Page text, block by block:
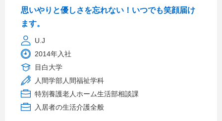
思いやりと優しさを忘れない！いつでも笑顔届け
ます。
U.J
2014年入社
目白大学
人間学部人間福祉学科
特別養護老人ホーム生活部相談課
入居者の生活介護全般